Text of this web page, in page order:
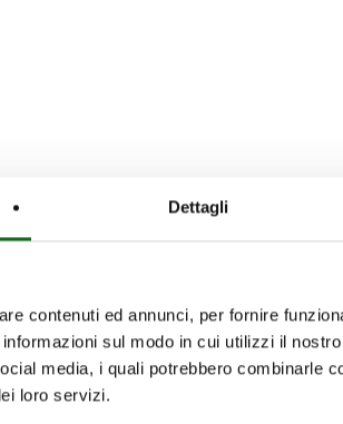
Dettagli
contenuti ed annunci, per fornire
sul modo in cui utilizzi il
media, i quali potrebbero combinarle
loro servizi.